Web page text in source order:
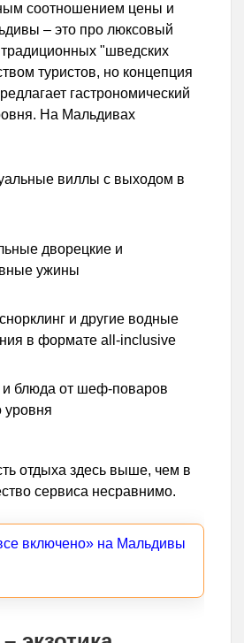
соотношением цены и
– это про люксовый
"шведских
туристов, но концепция
гастрономический
На Мальдивах
виллы с выходом в
дворецкие и
ужины
и другие водные
в формате all-inclusive
и блюда от шеф-поваров
уровня
отдыха здесь выше, чем в
сервиса несравнимо.
включено» на Мальдивы